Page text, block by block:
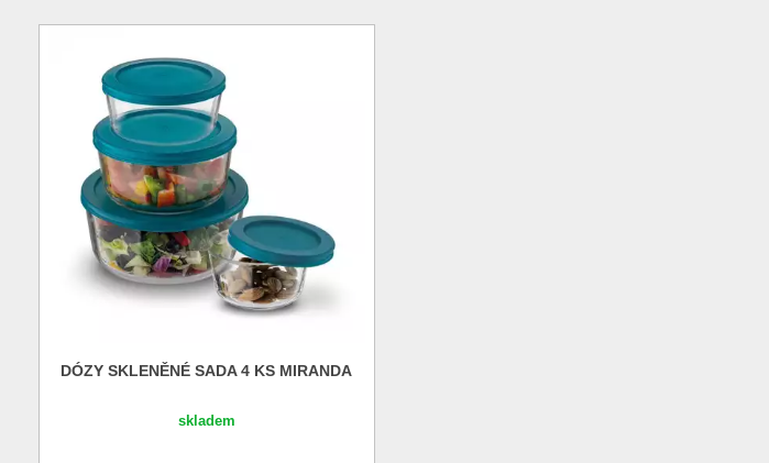
DÓZY SKLENĚNÉ SADA 4 KS MIRANDA
skladem